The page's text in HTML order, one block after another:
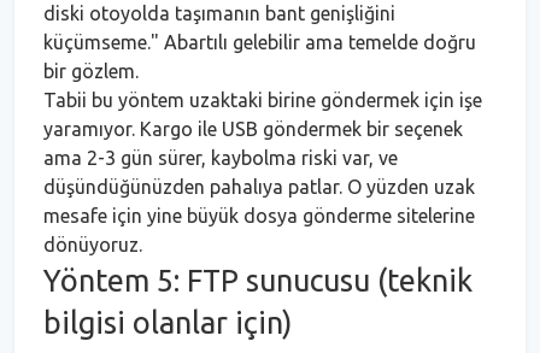
diski otoyolda taşımanın bant genişliğini
küçümseme." Abartılı gelebilir ama temelde doğru
bir gözlem.
Tabii bu yöntem uzaktaki birine göndermek için işe
yaramıyor. Kargo ile USB göndermek bir seçenek
ama 2-3 gün sürer, kaybolma riski var, ve
düşündüğünüzden pahalıya patlar. O yüzden uzak
mesafe için yine büyük dosya gönderme sitelerine
dönüyoruz.
Yöntem 5: FTP sunucusu (teknik
bilgisi olanlar için)